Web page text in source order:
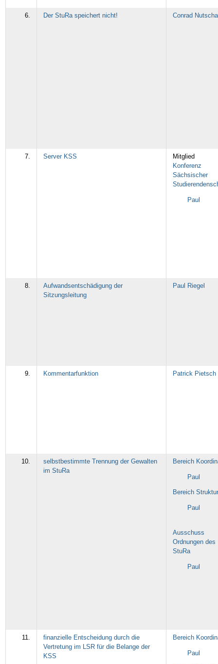
6. Der StuRa speichert nicht! Conrad
7. Server KSS
Mitglied
Konferenz
Sächsischer
Paul
8.
Aufwandsentschädigung der
Sitzungsleitung
Paul Riegel
9. Kommentarfunktion Patrick Pietsch
10.
selbstbestimmte Trennung der Gewalten
im StuRa
Bereich
Paul
Bereich Struktur
Paul
Ausschuss
Ordnungen des
StuRa
Paul
11.
finanzielle Entscheidung durch die
Vertretung im LSR für die Belange der
KSS
Bereich
Paul